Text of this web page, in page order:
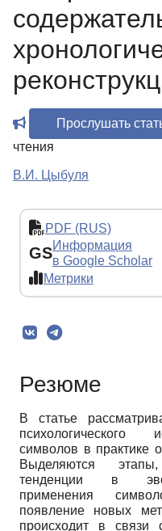
Прослушать
чтения
В.И. Цыбуля
PDF (RUS)
GSИнформация
в Google Scholar
Метрики
Резюме
В статье
психологического
символов в практике
Выделяются
тенденции в
применения
появление новых
происходит в связи